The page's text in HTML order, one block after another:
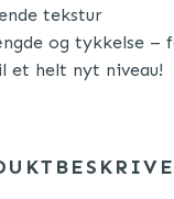
tekstur
tykkelse – for hendes
et helt nyt niveau!